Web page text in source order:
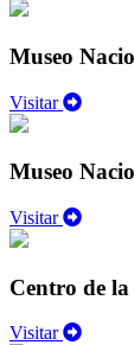
Museo
Visitar
Museo
Visitar
Centro de
Visitar